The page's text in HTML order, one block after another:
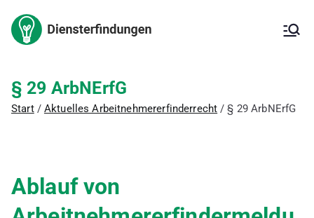
Inhalt
springen
Arbeitnehm
– Kanzlei
Arbeitnehmererfinderrech
Inanspruchnahme der
§ 29 ArbNErfG
Start Aktuelles Arbeitnehmererfinderrecht § 29 ArbNErfG
Ablauf von